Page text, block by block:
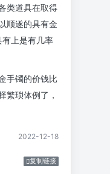
类道具在取得
顺遂的具有金
上是有几率
手镯的价钱比
繁琐体例了，
2022-12-18
复制链接